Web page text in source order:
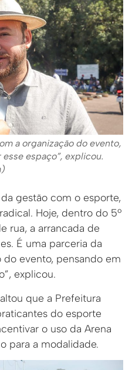
a organização do evento,
espaço”, explicou.
gestão com o esporte,
Hoje, dentro do 5º
rua, a arrancada de
É uma parceria da
evento, pensando em
explicou.
que a Prefeitura
do esporte
o uso da Arena
para a modalidade.